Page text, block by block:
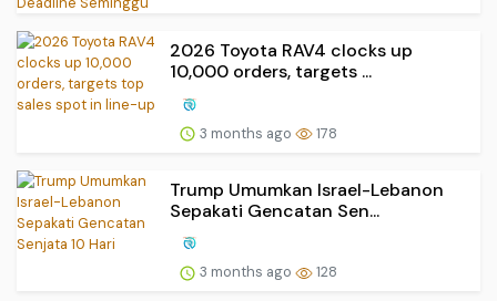
2026 Toyota RAV4 clocks up
10,000 orders, targets ...
3 months ago 178
Trump Umumkan Israel-Lebanon
Sepakati Gencatan Sen...
3 months ago 128